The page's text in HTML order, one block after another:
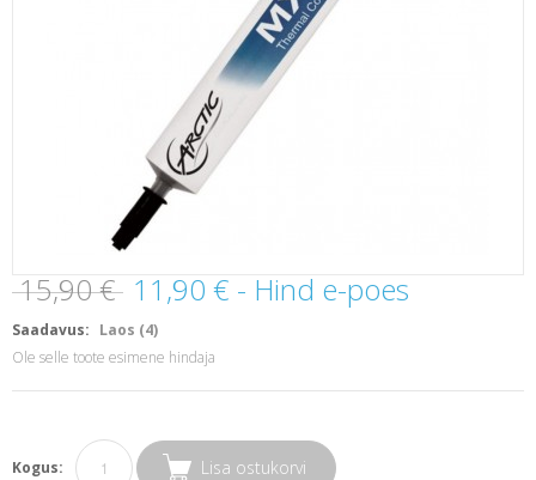
15,90 € 11,90 € - Hind e-poes
Saadavus: Laos (4)
Ole selle toote esimene hindaja
Kogus: Lisa ostukorvi